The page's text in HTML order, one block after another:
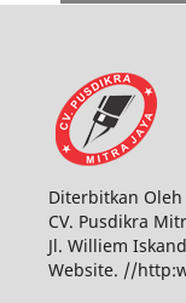
Diterbitkan Oleh
CV. Pusdikra
Jl. Williem
Website. //